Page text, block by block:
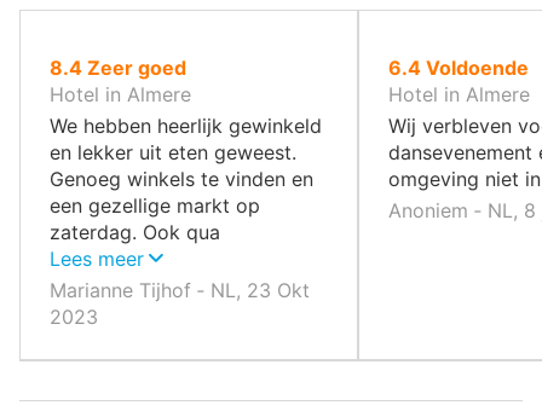
8.4uit
10
,
Zeer goed
Hotel in Almere
We hebben heerlijk gewinkeld
en lekker uit eten geweest.
Genoeg winkels te vinden en
een gezellige markt op
zaterdag. Ook qua
eetgelegenheden is er genoeg
keus en voor ieder wat wils
Lees meer
Marianne Tijhof ‐ NL, 23 Okt
2023
6.4uit
10
,
Voldoende
Hotel in Almere
Wij verbleven
dansevenement
omgeving niet
Anoniem ‐ NL,